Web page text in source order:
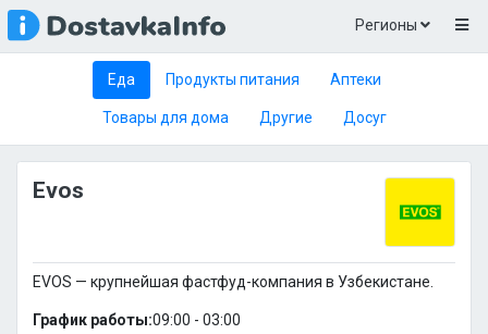
Регионы
Еда Продукты питания Аптеки
Товары для дома Другие Досуг
Evos
EVOS — крупнейшая фастфуд-компания в Узбекистане.
График работы:09:00 - 03:00